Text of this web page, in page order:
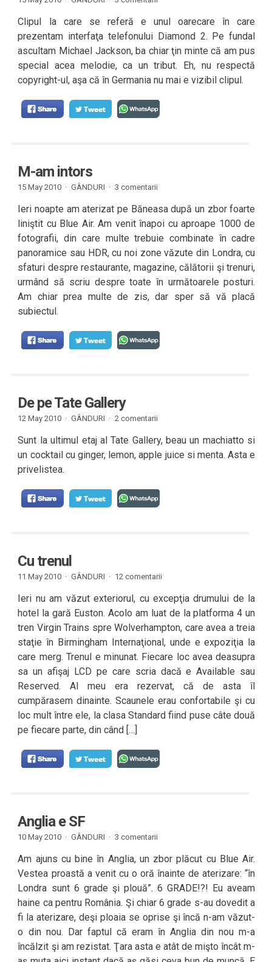
Clipul la care se referă e unul oarecare în care
prezentam interfaţa telefonului Diamond 2. Pe fundal
ascultam Michael Jackson, ba chiar ţin minte că am pus
special acea melodie, ca un tribut. Eh, nu respectă
copyright-ul, aşa că în Germania nu mai e vizibil clipul.
M-am intors
15 May 2010 · GÂNDURI · 3 comentarii
Ieri noapte am aterizat pe Băneasa după un zbor foarte
liniştit cu Blue Air. Am venit înapoi cu aproape 1000 de
fotografii, din care multe trebuie combinate în cadre
panoramice sau HDR, cu noi zone văzute din Londra, cu
sfaturi despre restaurante, magazine, călătorii şi trenuri,
urmând să scriu despre toate în următoarele posturi.
Am chiar prea multe de zis, dar sper să vă placă
subiectul.
De pe Tate Gallery
12 May 2010 · GÂNDURI · 2 comentarii
Sunt la ultimul etaj al Tate Gallery, beau un machiatto si
un cocktail cu ginger, lemon, apple juice si menta. Asta e
privelistea.
Cu trenul
11 May 2010 · GÂNDURI · 12 comentarii
Ieri nu am văzut exteriorul, cu excepţia drumului de la
hotel la gară Euston. Acolo am luat de la platforma 4 un
tren Virgin Trains spre Wolverhampton, care avea a treia
staţie în Birmingham Internaţional, unde e expoziţia la
care merg. Trenul e minunat. Fiecare loc avea deasupra
sa un afişaj LCD pe care scria dacă e Available sau
Reserved. Al meu era rezervat, că de asta îl
cumpărasem dinainte. Scaunele erau confortabile şi cu
loc mult între ele, la clasa Standard fiind puse câte două
pe fiecare parte, din când […]
Anglia e SF
10 May 2010 · GÂNDURI · 3 comentarii
Am ajuns cu bine în Anglia, un zbor plăcut cu Blue Air.
Vestea proastă a venit cu o oră înainte de aterizare: “în
Londra sunt 6 grade şi plouă”. 6 GRADE!?! Eu aveam
haine ca pentru România. Şi chiar 6 grade s-au dovedit a
fi la aterizare, deşi ploaia se oprise şi încă n-am văzut-
o din nou. Dar faptul că eram în Anglia din nou m-a
încălzit şi am rezistat. Ţara asta e atât de mişto încât m-